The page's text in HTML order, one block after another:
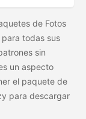
de Fotos
todas sus
sin
un aspecto
el paquete de
para descargar